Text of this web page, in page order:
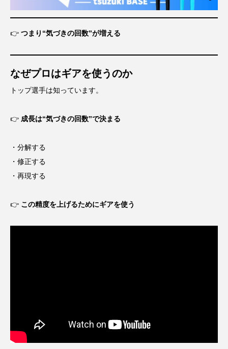
👉 つまり“気づきの回数”が増える
なぜプロはギアを使うのか
トップ選手は知っています。
👉 成長は“気づきの回数”で決まる
・分解する
・修正する
・再現する
👉 この精度を上げるためにギアを使う